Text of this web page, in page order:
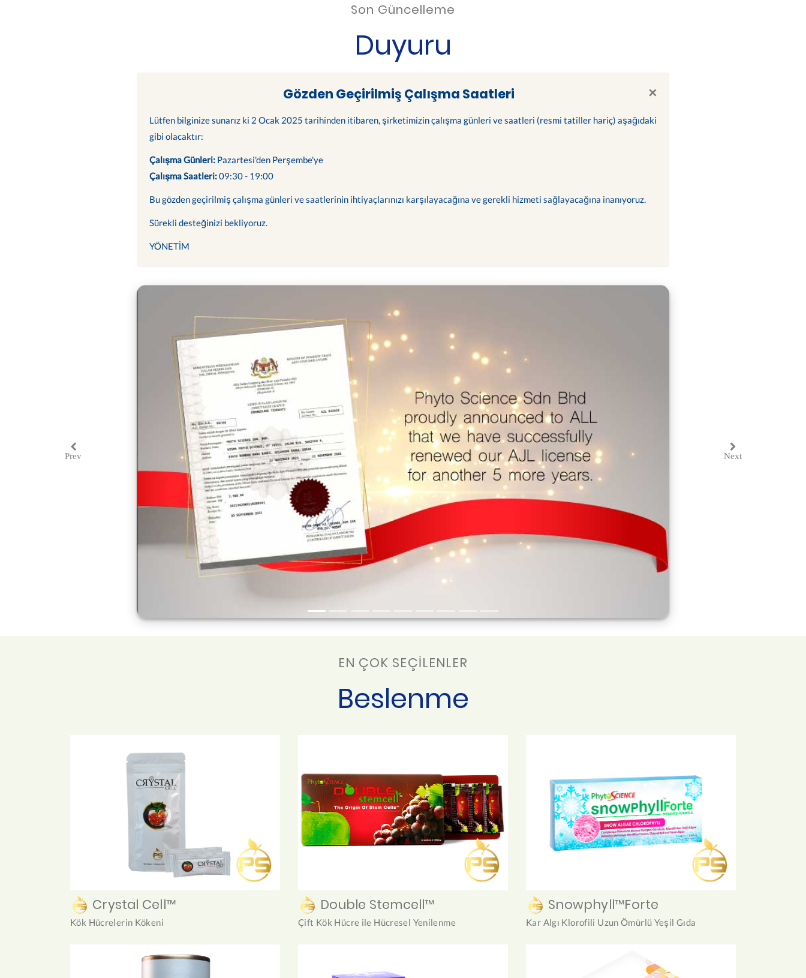
Son Güncelleme
Duyuru
×
Gözden Geçirilmiş Çalışma Saatleri
Lütfen bilginize sunarız ki 2 Ocak 2025 tarihinden itibaren, şirketimizin çalışma günleri ve saatleri (resmi tatiller hariç) aşağıdaki
gibi olacaktır:
Çalışma Günleri: Pazartesi'den Perşembe'ye
Çalışma Saatleri:09:30 - 19:00
Bu gözden geçirilmiş çalışma günleri ve saatlerinin ihtiyaçlarınızı karşılayacağına ve gerekli hizmeti sağlayacağına inanıyoruz.
Sürekli desteğinizi bekliyoruz.
YÖNETİM
PrevPrevious Next
Next
EN ÇOK SEÇİLENLER
Beslenme
Crystal Cell™
Kök Hücrelerin Kökeni
Double Stemcell™
Çift Kök Hücre ile Hücresel Yenilenme
Snowphyll™Forte
Kar Algı Klorofili Uzun Ömürlü Yeşil Gıda